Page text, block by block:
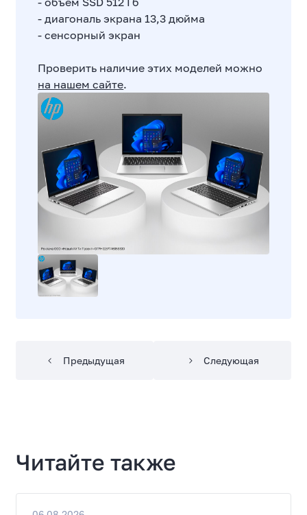
- диагональ экрана 13,3 дюйма
- сенсорный экран
Проверить наличие этих моделей можно
на нашем сайте.
Предыдущая Следующая
Читайте также